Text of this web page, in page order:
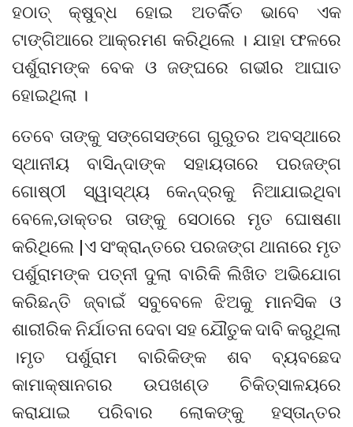
ହଠାତ୍ କ୍ଷୁବ୍ଧ ହୋଇ ଅତର୍କିତ ଭାବେ ଏକ
ଟାଙ୍ଗିଆରେ ଆକ୍ରମଣ କରିଥିଲେ । ଯାହା ଫଳରେ
ପର୍ଶୁରାମଙ୍କ ବେକ ଓ ଜଙ୍ଘରେ ଗଭୀର ଆଘାତ
ହୋଇଥିଲା ।
ତେବେ ତାଙ୍କୁ ସଙ୍ଗେସଙ୍ଗେ ଗୁରୁତର ଅବସ୍ଥାରେ
ସ୍ଥାନୀୟ ବାସିନ୍ଦାଙ୍କ ସହାୟତାରେ ପରଜଙ୍ଗ
ଗୋଷ୍ଠୀ ସ୍ୱାସ୍ଥ୍ୟ କେନ୍ଦ୍ରକୁ ନିଆଯାଇଥିବା
ବେଳେ,ଡାକ୍ତର ତାଙ୍କୁ ସେଠାରେ ମୃତ ଘୋଷଣା
କରିଥିଲେ |ଏ ସଂକ୍ରାନ୍ତରେ ପରଜଙ୍ଗ ଥାନାରେ ମୃତ
ପର୍ଶୁରାମଙ୍କ ପତ୍ନୀ ଦୁଲା ବାରିକି ଲିଖିତ ଅଭିଯୋଗ
କରିଛନ୍ତି ଜ୍ବାଇଁ ସବୁବେଳେ ଝିଅକୁ ମାନସିକ ଓ
ଶାରୀରିକ ନିର୍ଯାତନା ଦେବା ସହ ଯୌତୁକ ଦାବି କରୁଥିଲା
।ମୃତ ପର୍ଶୁରାମ ବାରିକିଙ୍କ ଶବ ବ୍ୟବଛେଦ
କାମାକ୍ଷାନଗର ଉପଖଣ୍ଡ ଚିକିତ୍ସାଳୟରେ
କରାଯାଇ ପରିବାର ଲୋକଙ୍କୁ ହସ୍ତାନ୍ତର